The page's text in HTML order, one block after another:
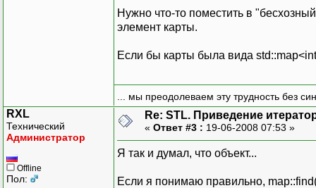
Нужно что-то поместить в
элемент карты.
Если бы карты была вида
... мы преодолеваем эту трудность без
RXL
Технический
Администратор
Offline
Пол:
Re: STL. Приведение
« Ответ #3 : 19-06-2008 07:53 »
Я так и думал, что объект...
Если я понимаю правильно,